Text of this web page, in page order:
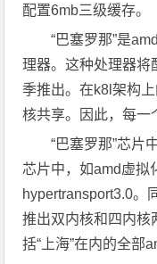
配置6mb三级缓存。
“巴塞罗那”是
理器。这种处理器将
季推出。在k8l架构
核共享。因此，每一
“巴塞罗那”芯片
芯片中，如amd虚拟
hypertransport3.0。
推出双内核和四内核
括“上海”在内的全部